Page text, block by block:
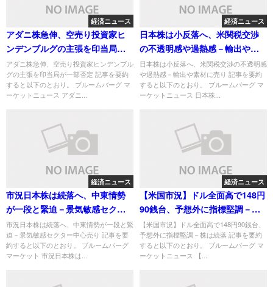
経済ニュース
アダニ株急伸、空売り投資家ヒ
ンデンブルグの主張を印当局が
一部否定
アダニ株急伸、空売り投資家ヒンデンブル
グの主張を印当局が一部否定 記事を要約
すると以下のとおり。 ブルームバーグ マ
ーケットニュース アダニ...
経済ニュース
日本株は小反落へ、米関税交渉
の不透明感や過熱感－輸出や素
材に売り
日本株は小反落へ、米関税交渉の不透明感
や過熱感－輸出や素材に売り 記事を要約
すると以下のとおり。 ブルームバーグ マ
ーケットニュース 日本株...
経済ニュース
市況日本株は続落へ、中東情勢
が一段と緊迫－景気敏感セクタ
ー中心売り
市況日本株は続落へ、中東情勢が一段と緊
迫－景気敏感セクター中心売り 記事を要
約すると以下のとおり。 ブルームバーグ
マーケット 市況日本株は...
経済ニュース
【米国市況】ドル全面高で148円
90銭台、予想外に指標堅調－株
は続落
【米国市況】ドル全面高で148円90銭台、
予想外に指標堅調－株は続落 記事を要約
すると以下のとおり。 ブルームバーグ マ
ーケットニュース 【...